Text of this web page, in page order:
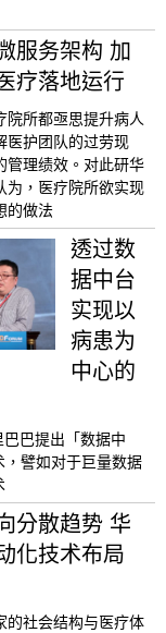
服务架构 加
疗落地运行
院所都亟思提升病人
医护团队的过劳现
管理绩效。对此研华
为，医疗院所欲实现
的做法
透过数
据中台
实现以
病患为
中心的
巴提出「数据中
譬如对于巨量数据
分散趋势 华
化技术布局
的社会结构与医疗体